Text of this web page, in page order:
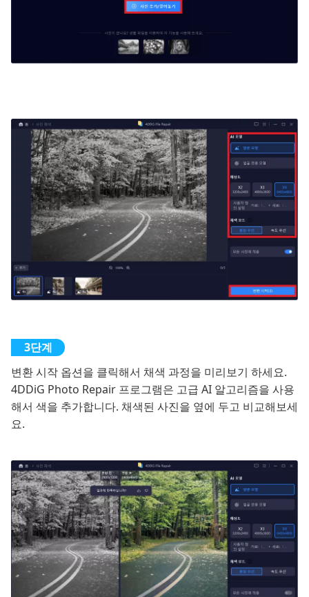
변환 시작 옵션을 클릭해서 채색 과정을 미리보기 하세요.
4DDiG Photo Repair 프로그램은 고급 AI 알고리즘을 사용
해서 색을 추가합니다. 채색된 사진을 옆에 두고 비교해보세
요.